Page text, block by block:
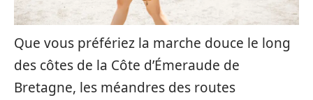
Que vous préfériez la marche douce le long
des côtes de la Côte d’Émeraude de
Bretagne, les méandres des routes